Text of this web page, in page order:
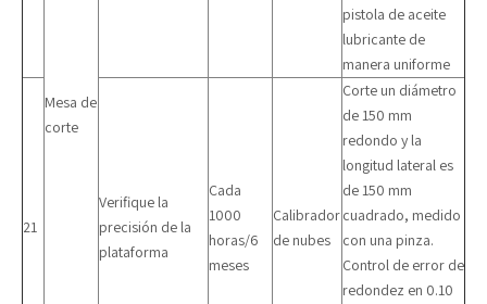
Mesa de
corte
pistola de aceite
lubricante de
manera uniforme
21
Verifique la
precisión de la
plataforma
Cada
1000
horas/6
meses
Calibrador
de nubes
Corte un diámetro
de 150 mm
redondo y la
longitud lateral es
de 150 mm
cuadrado, medido
con una pinza.
Control de error de
redondez en 0.10